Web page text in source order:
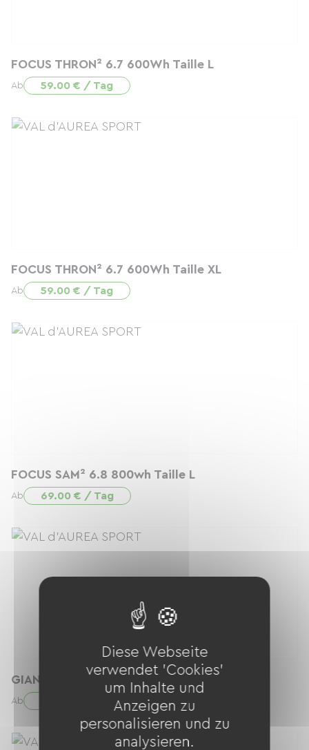
FOCUS THRON² 6.7 600Wh Taille L
Ab 59.00 € / Tag
FOCUS THRON² 6.7 600Wh Taille XL
Ab 59.00 € / Tag
FOCUS SAM² 6.8 800wh Taille L
Ab 69.00 € / Tag
GIANT DEFY ADVANCED 3 2026 Taille S
Ab
Diese Webseite
verwendet 'Cookies'
um Inhalte und
Anzeigen zu
personalisieren und zu
analysieren.